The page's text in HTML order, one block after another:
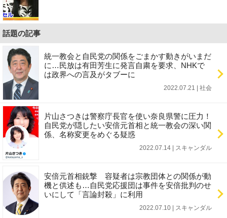
話題の記事
統一教会と自民党の関係をごまかす動きがいまだ
に…民放は有田芳生に発言自粛を要求、NHKで
は政界への言及がタブーに
2022.07.21 | 社会
片山さつきは警察庁長官を使い奈良県警に圧力！
自民党が隠したい安倍元首相と統一教会の深い関
係、名称変更をめぐる疑惑
2022.07.14 | スキャンダル
安倍元首相銃撃 容疑者は宗教団体との関係が動
機と供述も…自民党応援団は事件を安倍批判のせ
いにして「言論封殺」に利用
2022.07.10 | スキャンダル